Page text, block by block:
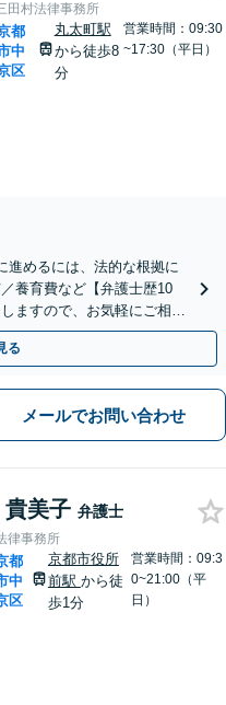
田村法律事務所
都
中
区
丸太町駅
から徒歩8
分
営業時間：09:30
~17:30（平日）
進めるには、法的な根拠に
養育費など【弁護士歴10
ますので、お気軽にご相談
談可】
る
メールでお問い合わせ
貴美子 弁護士
律事務所
都
中
区
京都市役所
前駅 から徒
歩1分
営業時間：09:3
0~21:00（平
日）